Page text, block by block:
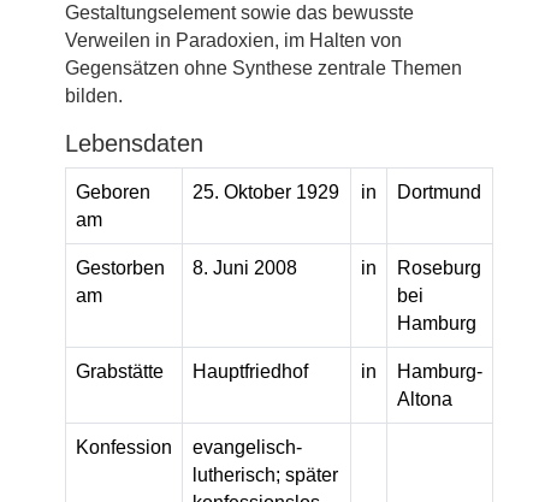
Gestaltungselement sowie das bewusste
Verweilen in Paradoxien, im Halten von
Gegensätzen ohne Synthese zentrale Themen
bilden.
Lebensdaten
Geboren
am
25. Oktober 1929 in Dortmund
Gestorben
am
8. Juni 2008 in
Roseburg
bei
Hamburg
Grabstätte Hauptfriedhof in
Hamburg-
Altona
Konfession
evangelisch-
lutherisch; später